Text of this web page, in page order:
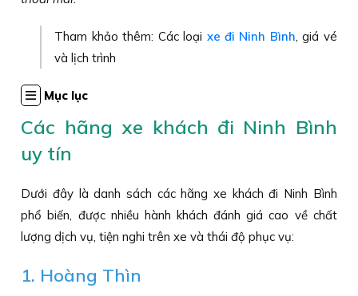
Tham khảo thêm: Các loại xe đi Ninh Bình, giá vé
và lịch trình
Mục lục
Các hãng xe khách đi Ninh Bình
uy tín
Dưới đây là danh sách các hãng xe khách đi Ninh Bình
phổ biến, được nhiều hành khách đánh giá cao về chất
lượng dịch vụ, tiện nghi trên xe và thái độ phục vụ:
1. Hoàng Thìn